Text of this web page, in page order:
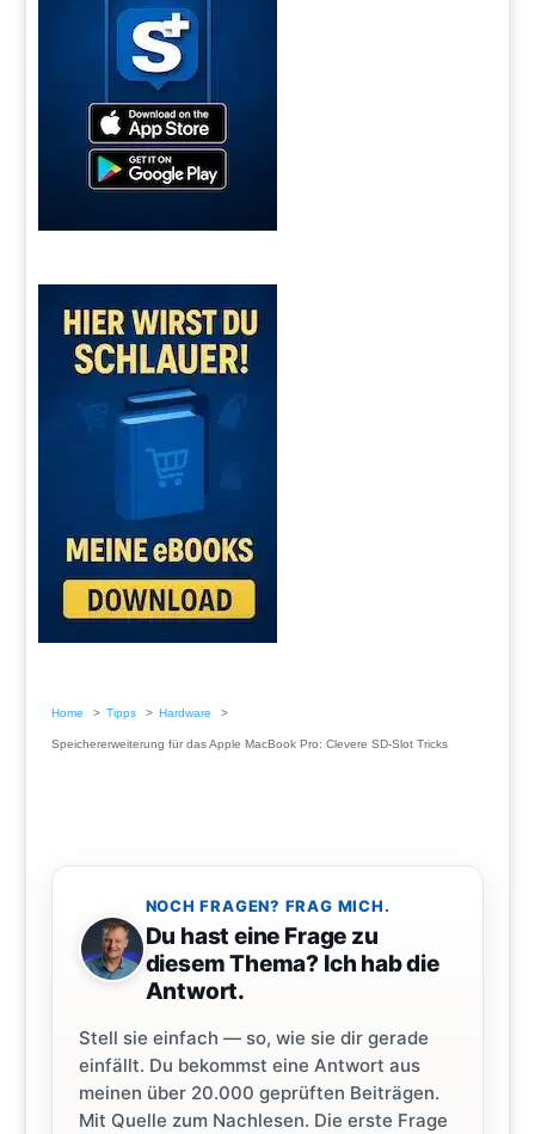
Home Tipps Hardware
Speichererweiterung für das Apple MacBook Pro: Clevere SD-Slot Tricks
NOCH FRAGEN? FRAG MICH.
Du hast eine Frage zu
diesem Thema? Ich hab die
Antwort.
Stell sie einfach — so, wie sie dir gerade
einfällt. Du bekommst eine Antwort aus
meinen über 20.000 geprüften Beiträgen.
Mit Quelle zum Nachlesen. Die erste Frage